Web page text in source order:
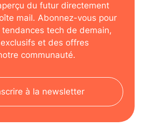
du futur directement
mail. Abonnez-vous pour
tech de demain,
et des offres
communauté.
à la newsletter